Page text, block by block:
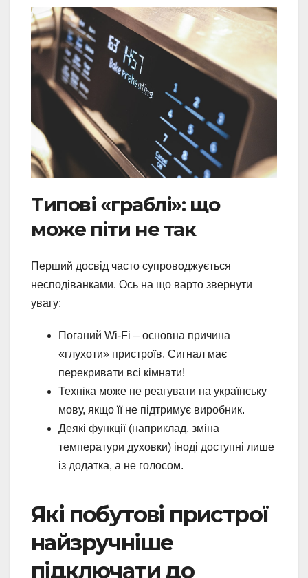
Типові «граблі»: що
може піти не так
Перший досвід часто супроводжується
несподіванками. Ось на що варто звернути
увагу:
Поганий Wi-Fi – основна причина
«глухоти» пристроїв. Сигнал має
перекривати всі кімнати!
Техніка може не реагувати на українську
мову, якщо її не підтримує виробник.
Деякі функції (наприклад, зміна
температури духовки) іноді доступні лише
із додатка, а не голосом.
Які побутові пристрої
найзручніше
підключати до